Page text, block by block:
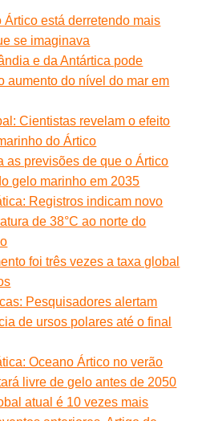
Ártico está derretendo mais
se imaginava
e da Antártica pode
aumento do nível do mar em
Cientistas revelam o efeito
do Ártico
as previsões de que o Ártico
gelo marinho em 2035
Registros indicam novo
de 38°C ao norte do
foi três vezes a taxa global
Pesquisadores alertam
de ursos polares até o final
Oceano Ártico no verão
livre de gelo antes de 2050
atual é 10 vezes mais